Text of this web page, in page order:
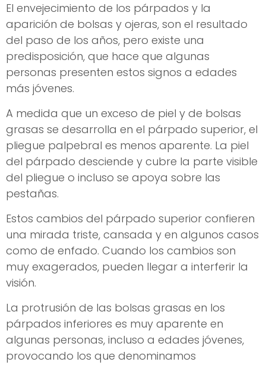
El envejecimiento de los párpados y la
aparición de bolsas y ojeras, son el resultado
del paso de los años, pero existe una
predisposición, que hace que algunas
personas presenten estos signos a edades
más jóvenes.
A medida que un exceso de piel y de bolsas
grasas se desarrolla en el párpado superior, el
pliegue palpebral es menos aparente. La piel
del párpado desciende y cubre la parte visible
del pliegue o incluso se apoya sobre las
pestañas.
Estos cambios del párpado superior confieren
una mirada triste, cansada y en algunos casos
como de enfado. Cuando los cambios son
muy exagerados, pueden llegar a interferir la
visión.
La protrusión de las bolsas grasas en los
párpados inferiores es muy aparente en
algunas personas, incluso a edades jóvenes,
provocando los que denominamos